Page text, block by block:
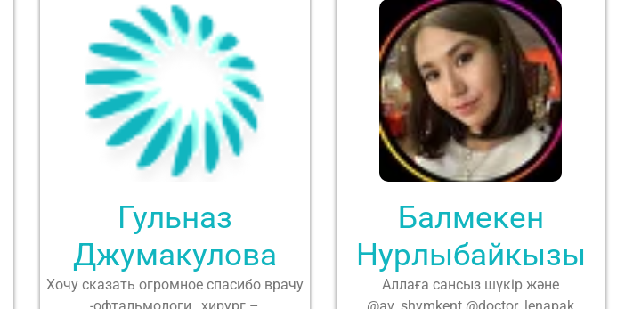
Гульназ
Джумакулова
Хочу сказать огромное спасибо врачу
Балмекен
Нурлыбайкызы
Аллаға сансыз шүкір және